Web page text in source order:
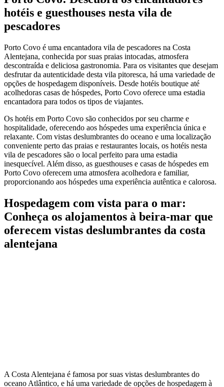
hotéis e guesthouses nesta vila de
pescadores
Porto Covo é uma encantadora vila de pescadores na Costa
Alentejana, conhecida por suas praias intocadas, atmosfera
descontraída e deliciosa gastronomia. Para os visitantes que desejam
desfrutar da autenticidade desta vila pitoresca, há uma variedade de
opções de hospedagem disponíveis. Desde hotéis boutique até
acolhedoras casas de hóspedes, Porto Covo oferece uma estadia
encantadora para todos os tipos de viajantes.
Os hotéis em Porto Covo são conhecidos por seu charme e
hospitalidade, oferecendo aos hóspedes uma experiência única e
relaxante. Com vistas deslumbrantes do oceano e uma localização
conveniente perto das praias e restaurantes locais, os hotéis nesta
vila de pescadores são o local perfeito para uma estadia
inesquecível. Além disso, as guesthouses e casas de hóspedes em
Porto Covo oferecem uma atmosfera acolhedora e familiar,
proporcionando aos hóspedes uma experiência autêntica e calorosa.
Hospedagem com vista para o mar:
Conheça os alojamentos à beira-mar que
oferecem vistas deslumbrantes da costa
alentejana
A Costa Alentejana é famosa por suas vistas deslumbrantes do
oceano Atlântico, e há uma variedade de opções de hospedagem à